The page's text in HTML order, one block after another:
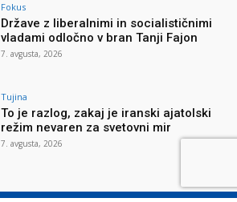
Fokus
Države z liberalnimi in socialističnimi
vladami odločno v bran Tanji Fajon
7. avgusta, 2026
Tujina
To je razlog, zakaj je iranski ajatolski
režim nevaren za svetovni mir
7. avgusta, 2026